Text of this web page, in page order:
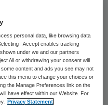
patiënten en die
betaalbaar
beschikbare
zo veel mogelijk
hoort ook bij om
of alles wat kan ook
personal data, like browsing data
I Accept enables tracking
under we and our partners
All or withdrawing your consent will
content and ads you see may not
this menu to change your choices or
the Manage Preferences link on the
have effect within our Website. For
Privacy Statement